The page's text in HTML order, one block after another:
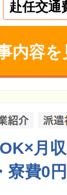
赴任交通
内容を
OK×月
寮費0